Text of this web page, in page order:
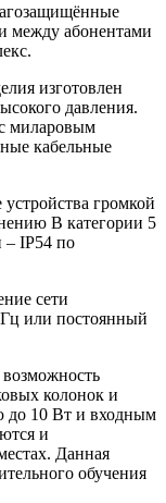
между абонентами
изготовлен
давления.
миларовым
кабельные
громкой
В категории 5
– IP54 по
сети
или постоянный
колонок и
до 10 Вт и входным
и
Данная
обучения